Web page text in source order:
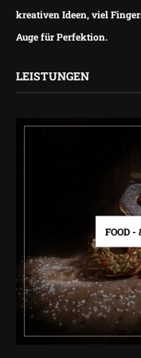
kreativen Ideen, viel
Auge für Perfektion.
LEISTUNGEN
FOOD -